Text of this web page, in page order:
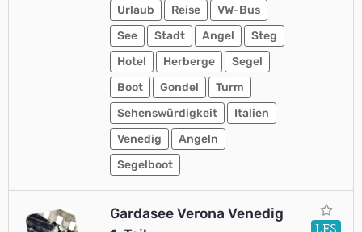
Urlaub Reise
VW-Bus
See
Stadt Angel
Steg
Hotel
Herberge
Segel
Boot
Gondel
Turm
Sehenswürdigkeit
Italien
Venedig
Angeln
Segelboot
Gardasee Verona Venedig